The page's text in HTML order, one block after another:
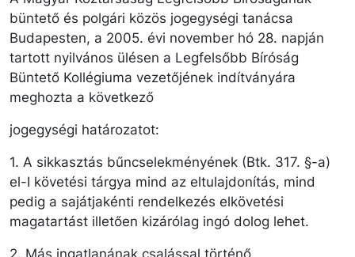
büntető és polgári közös jogegységi tanácsa
Budapesten, a 2005. évi november hó 28. napján
tartott nyilvános ülésen a Legfelsőbb Bíróság
Büntető Kollégiuma vezetőjének indítványára
meghozta a következő
jogegységi határozatot:
1. A sikkasztás bűncselekményének (Btk. 317. §-a)
el-I követési tárgya mind az eltulajdonítás, mind
pedig a sajátjakénti rendelkezés elkövetési
magatartást illetően kizárólag ingó dolog lehet.
2. Más ingatlanának csalással történő